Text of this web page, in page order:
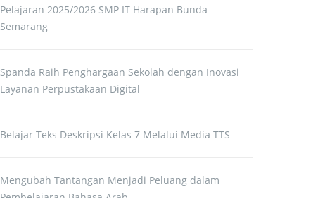
Pelajaran 2025/2026 SMP IT Harapan Bunda
Semarang
Spanda Raih Penghargaan Sekolah dengan Inovasi
Layanan Perpustakaan Digital
Belajar Teks Deskripsi Kelas 7 Melalui Media TTS
Mengubah Tantangan Menjadi Peluang dalam